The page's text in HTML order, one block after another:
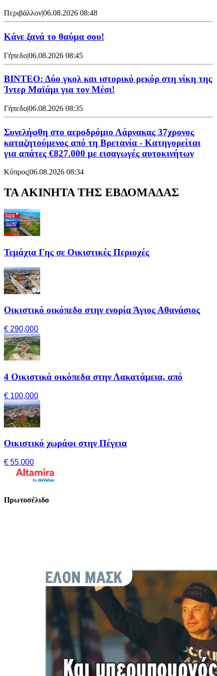
Περιβάλλον|06.08.2026 08:48
Κάνε ξανά το θαύμα σου!
Γήπεδο|06.08.2026 08:45
ΒΙΝΤΕΟ: Δύο γκολ και ιστορικό ρεκόρ στη νίκη της
Ίντερ Μαϊάμι για τον Μέσι!
Γήπεδο|06.08.2026 08:35
Συνελήφθη στο αεροδρόμιο Λάρνακας 37χρονος
καταζητούμενος από τη Βρετανία - Κατηγορείται
για απάτες €827.000 με εισαγωγές αυτοκινήτων
Κύπρος|06.08.2026 08:34
ΤΑ ΑΚΙΝΗΤΑ ΤΗΣ ΕΒΔΟΜΑΔΑΣ
Τεμάχια Γης σε Οικιστικές Περιοχές
Οικιστικό οικόπεδο στην ενορία Άγιος Αθανάσιος
€ 290,000
4 Οικιστικά οικόπεδα στην Λακατάμεια, από
€ 100,000
Οικιστικό χωράφι στην Πέγεια
€ 55,000
Πρωτοσέλιδο